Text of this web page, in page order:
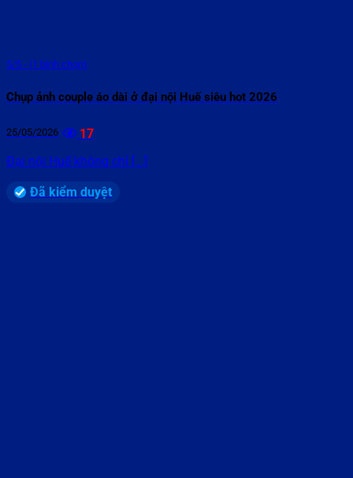
5/5 - (1 bình chọn)
Chụp ảnh couple áo dài ở đại nội Huế siêu hot 2026
25/05/2026
17
Đại nội Huế không chỉ [...]
Đã kiểm duyệt